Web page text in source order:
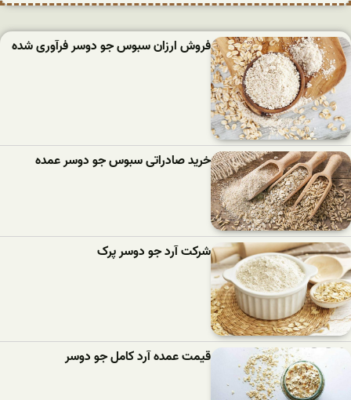
فروش ارزان سبوس جو دوسر فرآوری شده
خرید صادراتی سبوس جو دوسر عمده
شرکت آرد جو دوسر پرک
قیمت عمده آرد کامل جو دوسر